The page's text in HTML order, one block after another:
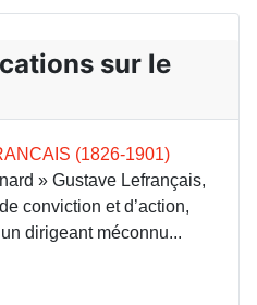
sur le
(1826-1901)
» Gustave Lefrançais,
conviction et d’action,
dirigeant méconnu...